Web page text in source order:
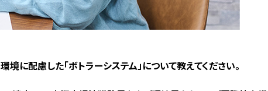
環境に配慮した「ボトラーシステム」について教えてください。